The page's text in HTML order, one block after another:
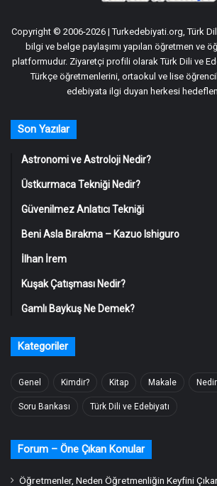
Copyright © 2006-2026 | Turkedebiyati.org, Türk
bilgi ve belge paylaşımı yapılan öğretmen ve
platformudur. Ziyaretçi profili olarak Türk Dili ve
Türkçe öğretmenlerini, ortaokul ve lise
edebiyata ilgi duyan herkesi
Son Yazılar
Astronomi ve Astroloji Nedir?
Üstkurmaca Tekniği Nedir?
Güvenilmez Anlatıcı Tekniği
Beni Asla Bırakma – Kazuo Ishiguro
İlhan İrem
Kuşak Çatışması Nedir?
Gamlı Baykuş Ne Demek?
Kategoriler
Genel Kimdir? Kitap Makale
Soru Bankası Türk Dili ve Edebiyatı
Forum – Öne Çıkan Konular
Öğretmenler, Neden Öğretmenliğin Keyfini